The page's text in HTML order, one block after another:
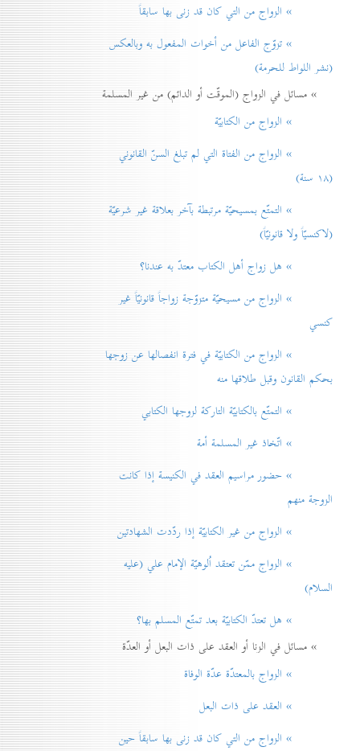
» الزواج من التي كان قد زنی بها سابقاً
» تزوّج الفاعل من أخوات المفعول به وبالعكس
(نشر اللواط للحرمة)
» مسائل في الزواج (الموقّت أو الدائم) من غير المسلمة
» الزواج من الكتابيّة
» الزواج من الفتاة التي لم تبلغ السنّ القانوني
(۱۸ سنة)
» التمتّع بمسيحيّة مرتبطة بآخر بعلاقة غير شرعيّة
(لاكنسيّاً ولا قانونيّاً)
» هل زواج أهل الكتاب معتدّ به عندنا؟
» الزواج من مسيحيّة متزوّجة زواجاً قانونيّاً غير
كنسي
» الزواج من الكتابيّة في فترة انفصالها عن زوجها
بحكم القانون وقبل طلاقها منه
» التمتّع بالكتابيّة التاركة لزوجها الكتابي
» اتّخاذ غير المسلمة أمة
» حضور مراسيم العقد في الكنيسة إذا كانت
الزوجة منهم
» الزواج من غير الكتابيّة إذا ردّدت الشهادتين
» الزواج ممّن تعتقد اُلوهيّة الإمام علي (عليه
السلام)
» هل تعتدّ الكتابيّة بعد تمتّع المسلم بها؟
» مسائل في الزنا أو العقد على ذات البعل أو العدّة
» الزواج بالمعتدّة عدّة الوفاة
» العقد على ذات البعل
» الزواج من التي كان قد زنی بها سابقاً حين